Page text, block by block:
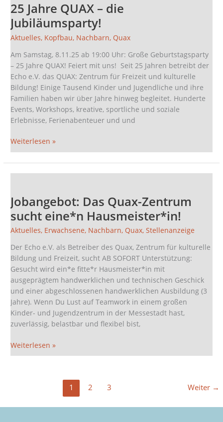
25 Jahre QUAX – die
Jubiläumsparty!
Aktuelles, Kopfbau, Nachbarn, Quax
Am Samstag, 8.11.25 ab 19:00 Uhr: Große Geburtstagsparty
– 25 Jahre QUAX! Feiert mit uns! Seit 25 Jahren betreibt der
Echo e.V. das QUAX: Zentrum für Freizeit und kulturelle
Bildung! Einige Tausend Kinder und Jugendliche und ihre
Familien haben wir über Jahre hinweg begleitet. Hunderte
Events, Workshops, kreative, sportliche und soziale
Erlebnisse, Ferienabenteuer und und
QUAX
–
die
Jubiläumsparty!
Weiterlesen »
Jobangebot: Das Quax-Zentrum
sucht eine*n Hausmeister*in!
Aktuelles, Erwachsene, Nachbarn, Quax,Stellenanzeige
Der Echo e.V. als Betreiber des Quax, Zentrum für kulturelle
Bildung und Freizeit, sucht AB SOFORT Unterstützung:
Gesucht wird ein*e fitte*r Hausmeister*in mit
ausgeprägtem handwerklichen und technischen Geschick
und einer abgeschlossenen handwerklichen Ausbildung (3
Jahre). Wenn Du Lust auf Teamwork in einem großen
Kinder- und Jugendzentrum in der Messestadt hast,
zuverlässig, belastbar und flexibel bist,
Quax-
Zentrum
sucht
eine*n
Hausmeister*in!
Weiterlesen »
1 2 3 Weiter →